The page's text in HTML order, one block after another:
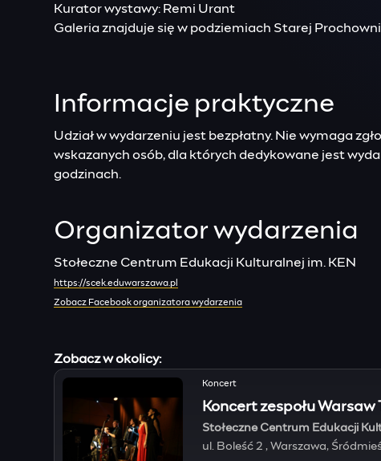
Kurator wystawy: Remi Urant
Galeria znajduje się w podziemiach Starej Prochowni
Informacje praktyczne
Udział w wydarzeniu jest bezpłatny. Nie wymaga
wskazanych osób, dla których dedykowane jest
godzinach.
Organizator wydarzenia
Stołeczne Centrum Edukacji Kulturalnej im. KEN
https://scek.eduwarszawa.pl
Zobacz Facebook organizatora wydarzenia
Zobacz w okolicy:
Koncert
Koncert zespołu
Stołeczne Centrum Edukacji
ul. Boleść 2 , Warszawa,